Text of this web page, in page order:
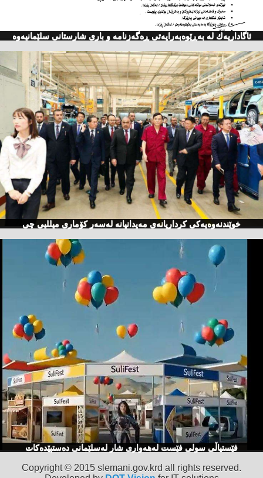
ئاگاداریه‌ك له‌ به‌ڕێوه‌به‌رایه‌تی ڕه‌گه‌زنامه‌ و باری شارستانی سلێمانیه‌وه‌
خوێندنەوەیەكی كرداریانەی مەیدانیانە لەسەر كۆماری میللیی چی
فێستیاڵی سولی فێست لەهەواری شار لەسلێمانی دەستپێدەكات
Copyright © 2015 slemani.gov.krd all rights reserved.